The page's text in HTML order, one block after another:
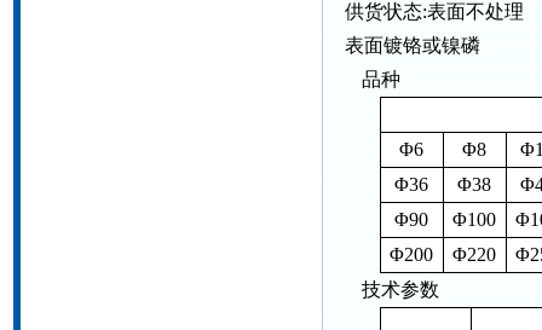
供货状态:表面不处理
表面镀铬或镍磷
品种
Φ6 Φ8
Φ36
Φ38
Φ90
Φ100
Φ200
Φ220
技术参数